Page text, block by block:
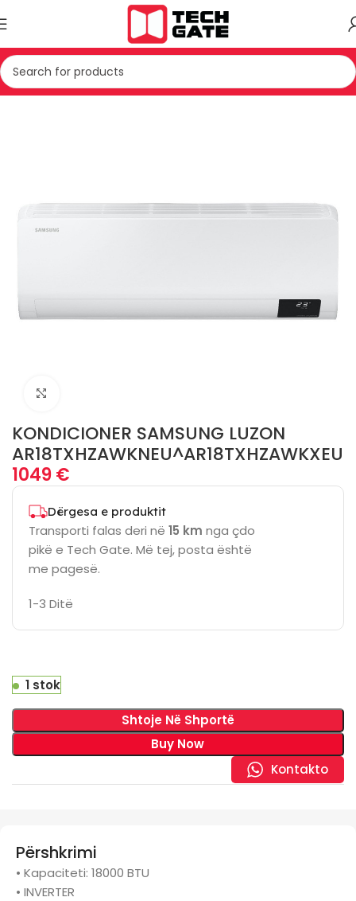
Kreu KONDICIONER
KONDICIONER SAMSUNG LUZON
AR18TXHZAWKNEU^AR18TXHZAWKXEU
1049€
Dërgesa e produktit
Transporti falas deri në 15 km nga çdo
pikë e Tech Gate. Më tej, posta është
me pagesë.
1-3 Ditë
1 stok
Shtoje Në Shportë
Buy Now
Kontakto
Përshkrimi
• Kapaciteti: 18000 BTU
• INVERTER